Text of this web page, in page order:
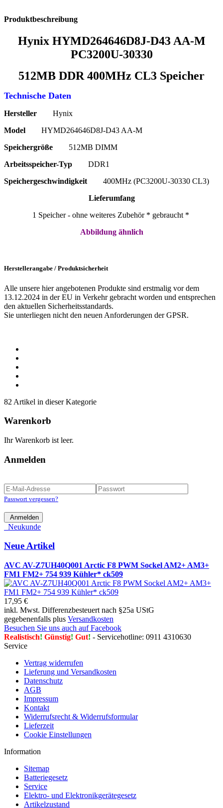
Produktbeschreibung
Hynix HYMD264646D8J-D43 AA-M
PC3200U-30330
512MB DDR 400MHz CL3 Speicher
Technische Daten
Hersteller
Hynix
Model HYMD264646D8J-D43 AA-M
Speichergröße
512MB DIMM
Arbeitsspeicher-Typ
DDR1
Speichergeschwindigkeit
400MHz (PC3200U-30330 CL3)
Lieferumfang
1 Speicher - ohne weiteres Zubehör * gebraucht *
Abbildung ähnlich
Herstellerangabe / Produktsicherheit
Alle unsere hier angebotenen Produkte sind erstmalig vor dem
13.12.2024 in der EU in Verkehr gebracht worden und entsprechen
den aktuellen Sicherheitsstandards.
Sie unterliegen nicht den neuen Anforderungen der GPSR.
82 Artikel in dieser Kategorie
Warenkorb
Ihr Warenkorb ist leer.
Anmelden
Passwort vergessen?
Anmelden
Neukunde
Neue Artikel
AVC AV-Z7UH40Q001 Arctic F8 PWM Sockel AM2+ AM3+
FM1 FM2+ 754 939 Kühler* ck509
17,95 €
inkl. Mwst. Differenzbesteuert nach §25a UStG
gegebenenfalls plus Versandkosten
Besuchen Sie uns auch auf Facebook
Realistisch! Günstig! Gut! - Servicehotline: 0911 4310630
Service
Vertrag widerrufen
Lieferung und Versandkosten
Datenschutz
AGB
Impressum
Kontakt
Widerrufsrecht & Widerrufsformular
Lieferzeit
Cookie Einstellungen
Information
Sitemap
Batteriegesetz
Service
Elektro- und Elektronikgerätegesetz
Artikelzustand